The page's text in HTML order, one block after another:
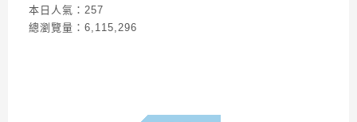
本日人氣：257
總瀏覽量：6,115,296